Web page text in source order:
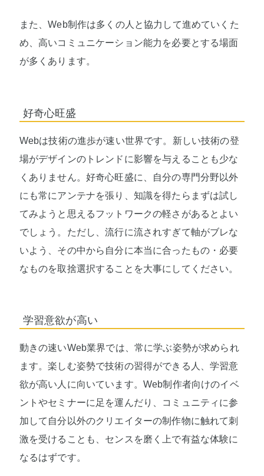
また、Web制作は多くの人と協力して進めていくた
め、高いコミュニケーション能力を必要とする場面
が多くあります。
好奇心旺盛
Webは技術の進歩が速い世界です。新しい技術の登
場がデザインのトレンドに影響を与えることも少な
くありません。好奇心旺盛に、自分の専門分野以外
にも常にアンテナを張り、知識を得たらまずは試し
てみようと思えるフットワークの軽さがあるとよい
でしょう。ただし、流行に流されすぎて軸がブレな
いよう、その中から自分に本当に合ったもの・必要
なものを取捨選択することを大事にしてください。
学習意欲が高い
動きの速いWeb業界では、常に学ぶ姿勢が求められ
ます。楽しむ姿勢で技術の習得ができる人、学習意
欲が高い人に向いています。Web制作者向けのイベ
ントやセミナーに足を運んだり、コミュニティに参
加して自分以外のクリエイターの制作物に触れて刺
激を受けることも、センスを磨く上で有益な体験に
なるはずです。